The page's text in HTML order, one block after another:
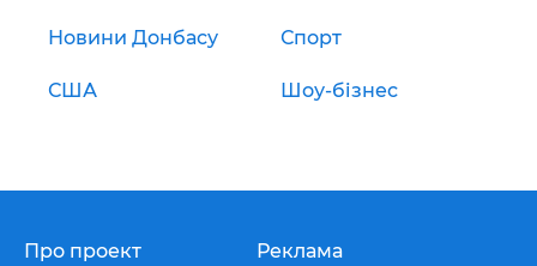
Новини Донбасу Спорт
США Шоу-бізнес
Про проект Реклама